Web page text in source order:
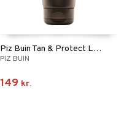
Piz Buin Tan & Protect Lotion SPF 30
PIZ BUIN
149 kr.